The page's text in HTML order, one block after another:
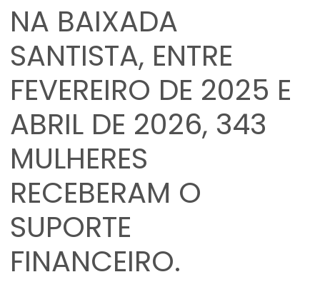
NA BAIXADA
SANTISTA, ENTRE
FEVEREIRO DE 2025 E
ABRIL DE 2026, 343
MULHERES
RECEBERAM O
SUPORTE
FINANCEIRO.